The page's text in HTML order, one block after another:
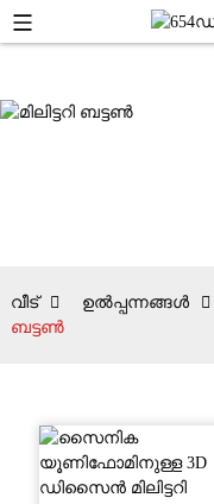
വീട് ഉൽപ്പന്നങ്ങൾ
ബട്ടൺ